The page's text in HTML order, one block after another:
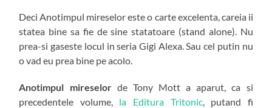
Deci Anotimpul mireselor este o carte excelenta, careia ii
statea bine sa fie de sine statatoare (stand alone). Nu
prea-si gaseste locul in seria Gigi Alexa. Sau cel putin nu
o vad eu prea bine pe acolo.
Anotimpul mireselorde Tony Mott a aparut, ca si
precedentele volume, la Editura Tritonic, putand fi